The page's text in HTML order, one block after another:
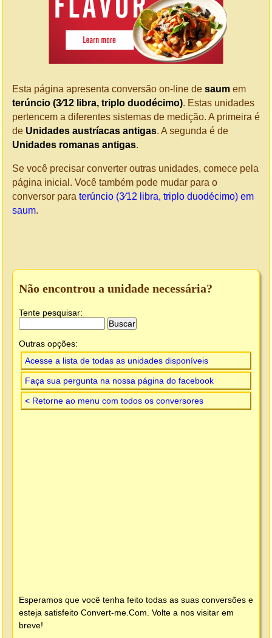
Esta página apresenta conversão on-line de saum em
terúncio (3⁄12 libra, triplo duodécimo). Estas unidades
pertencem a diferentes sistemas de medição. A primeira é
de Unidades austríacas antigas. A segunda é de
Unidades romanas antigas.
Se você precisar converter outras unidades, comece pela
página inicial. Você também pode mudar para o
conversor para terúncio (3⁄12 libra, triplo duodécimo) em
saum.
Não encontrou a unidade necessária?
Tente pesquisar:
Outras opções:
Acesse a lista de todas as unidades disponíveis
Faça sua pergunta na nossa página do facebook
< Retorne ao menu com todos os conversores
Esperamos que você tenha feito todas as suas conversões e
esteja satisfeito Convert-me.Com . Volte a nos visitar em
breve!